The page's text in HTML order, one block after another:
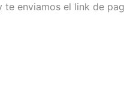
enviamos el link de